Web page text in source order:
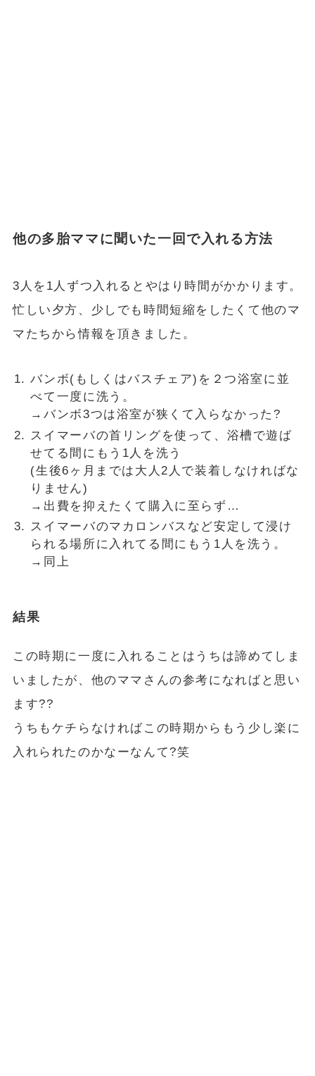
他の多胎ママに聞いた一回で入れる方法
3人を1人ずつ入れるとやはり時間がかかります。
忙しい夕方、少しでも時間短縮をしたくて他のマ
マたちから情報を頂きました。
バンボ(もしくはバスチェア)を２つ浴室に並
べて一度に洗う。
→バンボ3つは浴室が狭くて入らなかった?
スイマーバの首リングを使って、浴槽で遊ば
せてる間にもう1人を洗う
(生後6ヶ月までは大人2人で装着しなければな
りません)
→出費を抑えたくて購入に至らず…
スイマーバのマカロンバスなど安定して浸け
られる場所に入れてる間にもう1人を洗う。
→同上
結果
この時期に一度に入れることはうちは諦めてしま
いましたが、他のママさんの参考になればと思い
ます??
うちもケチらなければこの時期からもう少し楽に
入れられたのかなーなんて?笑